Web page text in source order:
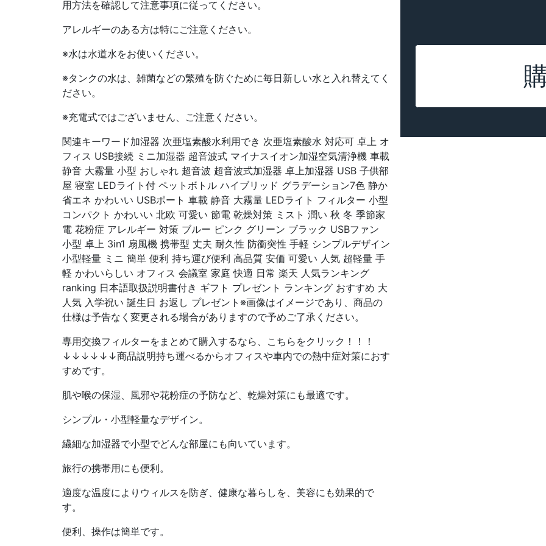
用方法を確認して注意事項に従ってください。
アレルギーのある方は特にご注意ください。
※水は水道水をお使いください。
※タンクの水は、雑菌などの繁殖を防ぐために毎日新しい水と入れ替えてく
ださい。
※充電式ではございません、ご注意ください。
関連キーワード加湿器 次亜塩素酸水利用でき 次亜塩素酸水 対応可 卓上 オ
フィス USB接続 ミニ加湿器 超音波式 マイナスイオン加湿空気清浄機 車載
静音 大霧量 小型 おしゃれ 超音波 超音波式加湿器 卓上加湿器 USB 子供部
屋 寝室 LEDライト付 ペットボトル ハイブリッド グラデーション7色 静か
省エネ かわいい USBポート 車載 静音 大霧量 LEDライト フィルター 小型
コンパクト かわいい 北欧 可愛い 節電 乾燥対策 ミスト 潤い 秋 冬 季節家
電 花粉症 アレルギー 対策 ブルー ピンク グリーン ブラック USBファン
小型 卓上 3in1 扇風機 携帯型 丈夫 耐久性 防衝突性 手軽 シンプルデザイン
小型軽量 ミニ 簡単 便利 持ち運び便利 高品質 安価 可愛い 人気 超軽量 手
軽 かわいらしい オフィス 会議室 家庭 快適 日常 楽天 人気ランキング
ranking 日本語取扱説明書付き ギフト プレゼント ランキング おすすめ 大
人気 入学祝い 誕生日 お返し プレゼント※画像はイメージであり、商品の
仕様は予告なく変更される場合がありますので予めご了承ください。
専用交換フィルターをまとめて購入するなら、こちらをクリック！！！
↓↓↓↓↓↓商品説明持ち運べるからオフィスや車内での熱中症対策におす
すめです。
肌や喉の保湿、風邪や花粉症の予防など、乾燥対策にも最適です。
シンプル・小型軽量なデザイン。
繊細な加湿器で小型でどんな部屋にも向いています。
旅行の携帯用にも便利。
適度な温度によりウィルスを防ぎ、健康な暮らしを、美容にも効果的で
す。
便利、操作は簡単です。